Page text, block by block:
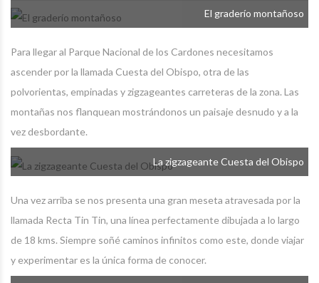
El graderío montañoso
Para llegar al Parque Nacional de los Cardones necesitamos
ascender por la llamada Cuesta del Obispo, otra de las
polvorientas, empinadas y zigzageantes carreteras de la zona. Las
montañas nos flanquean mostrándonos un paisaje desnudo y a la
vez desbordante.
La zigzageante Cuesta del Obispo
Una vez arriba se nos presenta una gran meseta atravesada por la
llamada Recta Tin Tin, una línea perfectamente dibujada a lo largo
de 18 kms. Siempre soñé caminos infinitos como este, donde viajar
y experimentar es la única forma de conocer.